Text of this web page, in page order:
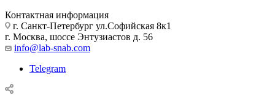
Контактная информация
г. Санкт-Петербург ул.Софийская 8к1
г. Москва, шоссе Энтузиастов д. 56
info@lab-snab.com
Telegram